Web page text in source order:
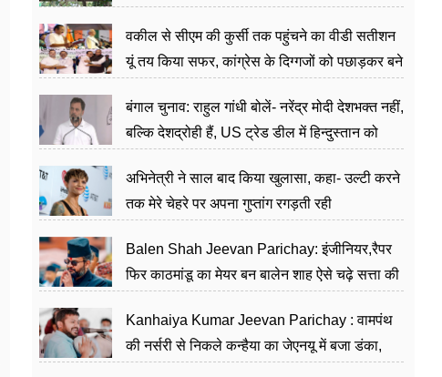
वकील से सीएम की कुर्सी तक पहुंचने का वीडी सतीशन
यूं तय किया सफर, कांग्रेस के दिग्गजों को पछाड़कर बने
बंगाल चुनाव: राहुल गांधी बोलें- नरेंद्र मोदी देशभक्त नहीं,
बल्कि देशद्रोही हैं, US ट्रेड डील में हिन्दुस्तान को
अभिनेत्री ने साल बाद किया खुलासा, कहा- उल्टी करने
तक मेरे चेहरे पर अपना गुप्तांग रगड़ती रही
Balen Shah Jeevan Parichay: इंजीनियर,रैपर
फिर काठमांडू का मेयर बन बालेन शाह ऐसे चढ़े सत्ता की
Kanhaiya Kumar Jeevan Parichay : वामपंथ
की नर्सरी से निकले कन्हैया का जेएनयू में बजा डंका,